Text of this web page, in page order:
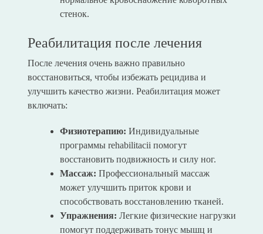
стенок.
Реабилитация после лечения
После лечения очень важно правильно
восстановиться, чтобы избежать рецидива и
улучшить качество жизни. Реабилитация может
включать:
Физиотерапию: Индивидуальные
программы rehabilitacii помогут
восстановить подвижность и силу ног.
Массаж: Профессиональный массаж
может улучшить приток крови и
способствовать восстановлению тканей.
Упражнения: Легкие физические нагрузки
помогут поддерживать тонус мышц и